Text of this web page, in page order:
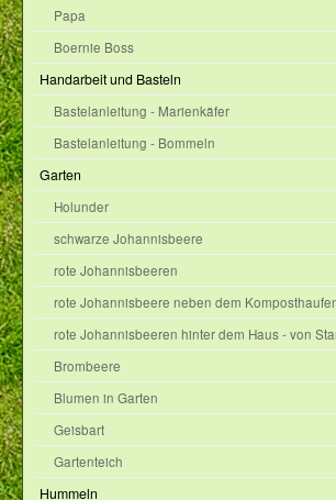
Papa
Boernie Boss
Handarbeit und Basteln
Bastelanleitung - Marienkäfer
Bastelanleitung - Bommeln
Garten
Holunder
schwarze Johannisbeere
rote Johannisbeeren
rote Johannisbeere neben dem
rote Johannisbeeren hinter dem Haus - von
Brombeere
Blumen in Garten
Geisbart
Gartenteich
Hummeln